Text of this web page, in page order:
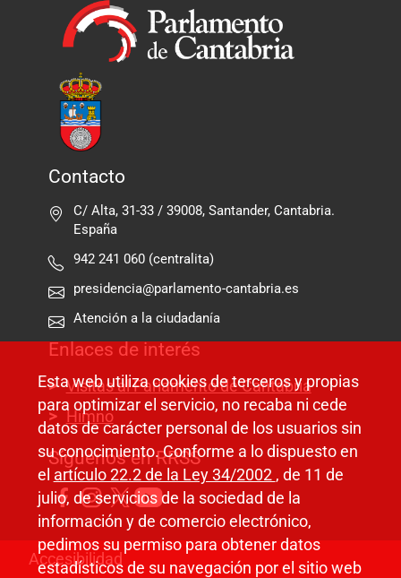
Contacto
C/ Alta, 31-33 / 39008, Santander, Cantabria.
España
942 241 060 (centralita)
presidencia@parlamento-cantabria.es
Atención a la ciudadanía
Enlaces de interés
Visitas al Parlamento de Cantabria
Himno
Síguenos en RRSS
Pie de página
Accesibilidad
Esta web utiliza cookies de terceros y propias
para optimizar el servicio, no recaba ni cede
datos de carácter personal de los usuarios sin
su conocimiento. Conforme a lo dispuesto en
el artículo 22.2 de la Ley 34/2002 , de 11 de
julio, de servicios de la sociedad de la
información y de comercio electrónico,
pedimos su permiso para obtener datos
estadísticos de su navegación por el sitio web